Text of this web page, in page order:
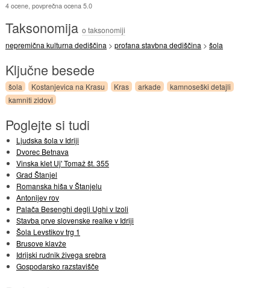
4 ocene, povprečna ocena 5.0
Taksonomija o taksonomiji
nepremična kulturna dediščina > profana stavbna dediščina > šola
Ključne besede
šola Kostanjevica na Krasu Kras arkade
kamnoseški detajli
kamniti zidovi
Poglejte si tudi
Ljudska šola v Idriji
Dvorec Betnava
Vinska klet Uj' Tomaž št. 355
Grad Štanjel
Romanska hiša v Štanjelu
Antonijev rov
Palača Besenghi degli Ughi v Izoli
Stavba prve slovenske realke v Idriji
Šola Levstikov trg 1
Brusove klavže
Idrijski rudnik živega srebra
Gospodarsko razstavišče